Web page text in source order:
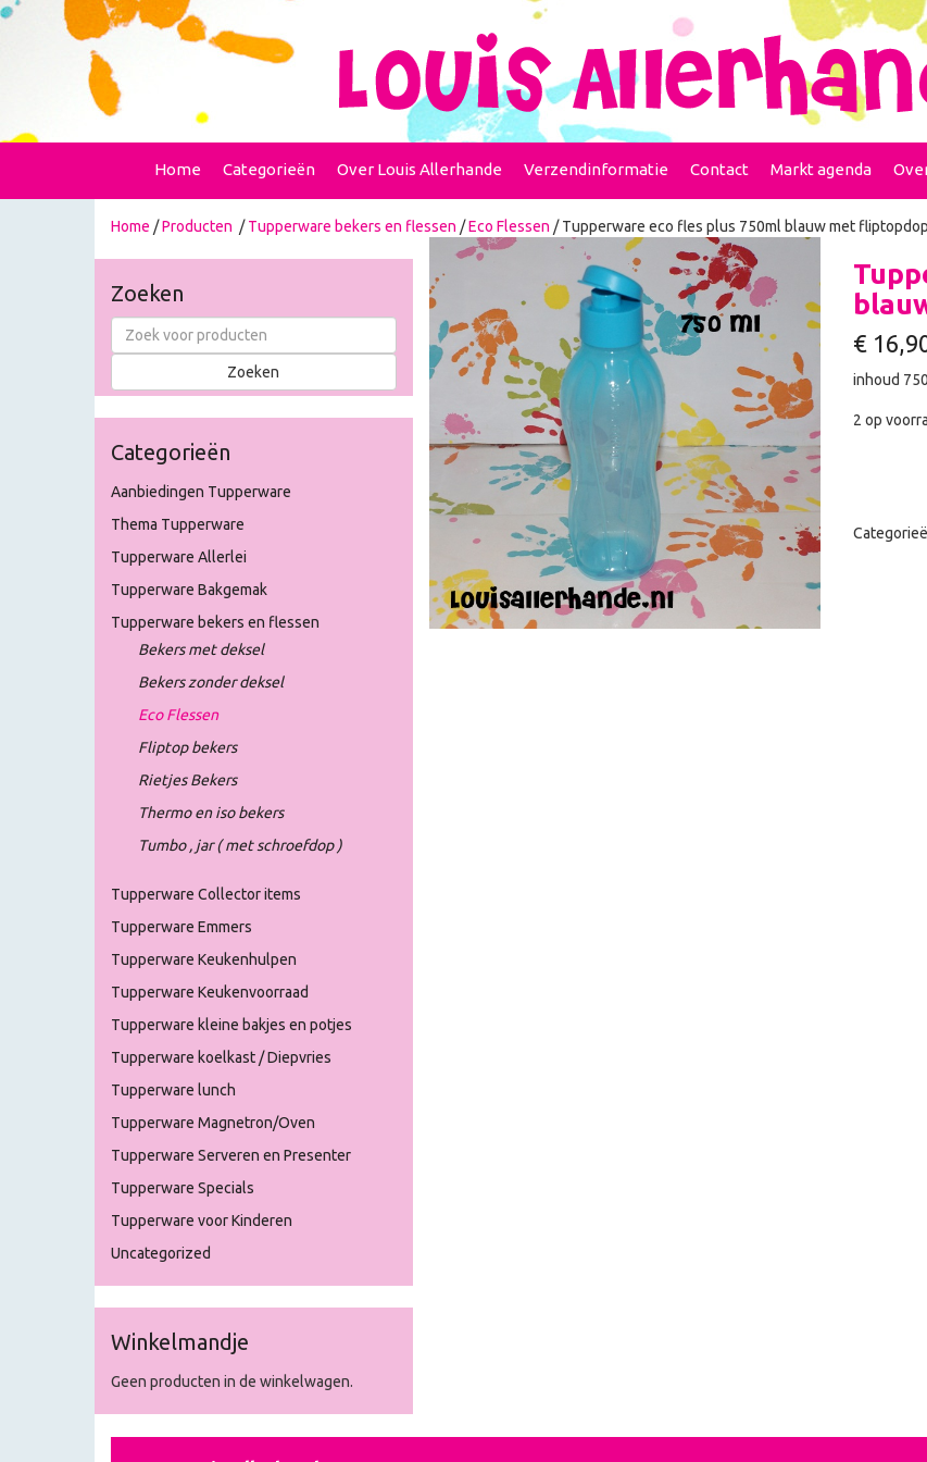
Home Categorieën Over Louis Allerhande Verzendinformatie Contact Markt agenda
Home /Producten /Tupperware bekers en flessen /Eco Flessen / Tupperware eco fles plus 750ml blauw met
Zoeken
Categorieën
Aanbiedingen Tupperware
Thema Tupperware
Tupperware Allerlei
Tupperware Bakgemak
Tupperware bekers en flessen
Bekers met deksel
Bekers zonder deksel
Eco Flessen
Fliptop bekers
Rietjes Bekers
Thermo en iso bekers
Tumbo , jar ( met schroefdop )
Tupperware Collector items
Tupperware Emmers
Tupperware Keukenhulpen
Tupperware Keukenvoorraad
Tupperware kleine bakjes en potjes
Tupperware koelkast / Diepvries
Tupperware lunch
Tupperware Magnetron/Oven
Tupperware Serveren en Presenter
Tupperware Specials
Tupperware voor Kinderen
Uncategorized
Winkelmandje
Geen producten in de winkelwagen.
€
inhoud
2 op